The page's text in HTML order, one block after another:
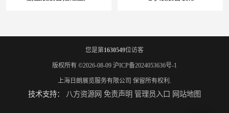
您是第1630549位访客
版权所有 ©2026-08-09 沪ICP备2024053636号-1
上海日朗展览服务有限公司 保留所有权利.
技术支持： 八方资源网 免责声明 管理员入口 网站地图